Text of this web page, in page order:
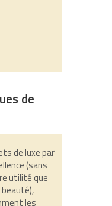
de
de luxe par
(sans
utilité que
les